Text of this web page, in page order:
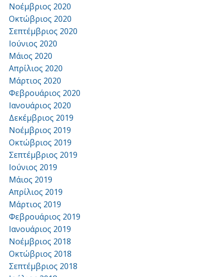
Νοέμβριος 2020
Οκτώβριος 2020
Σεπτέμβριος 2020
Ιούνιος 2020
Μάιος 2020
Απρίλιος 2020
Μάρτιος 2020
Φεβρουάριος 2020
Ιανουάριος 2020
Δεκέμβριος 2019
Νοέμβριος 2019
Οκτώβριος 2019
Σεπτέμβριος 2019
Ιούνιος 2019
Μάιος 2019
Απρίλιος 2019
Μάρτιος 2019
Φεβρουάριος 2019
Ιανουάριος 2019
Νοέμβριος 2018
Οκτώβριος 2018
Σεπτέμβριος 2018